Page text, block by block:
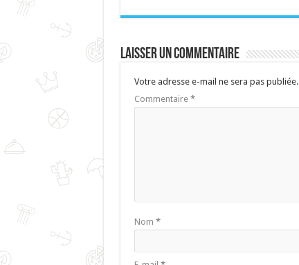
Laisser un commentaire
Votre adresse e-mail ne sera pas publiée.
Commentaire *
Nom *